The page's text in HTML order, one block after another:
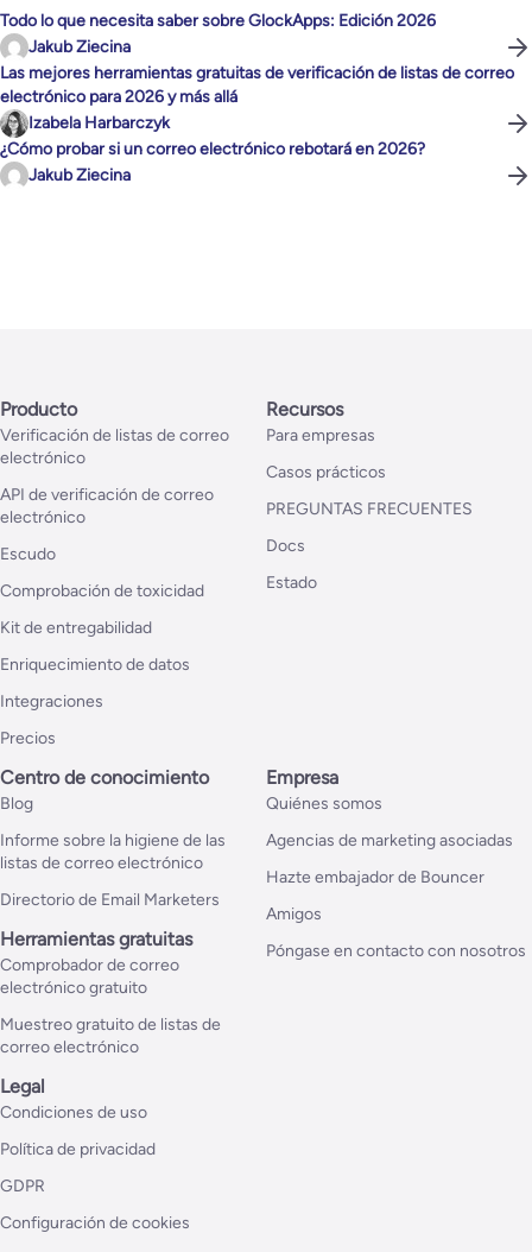
Todo lo que necesita saber sobre GlockApps: Edición 2026
Jakub Ziecina
Las mejores herramientas gratuitas de verificación de listas de correo
electrónico para 2026 y más allá
Izabela Harbarczyk
¿Cómo probar si un correo electrónico rebotará en 2026?
Jakub Ziecina
Producto
Verificación de listas de correo
electrónico
API de verificación de correo
electrónico
Escudo
Comprobación de toxicidad
Kit de entregabilidad
Enriquecimiento de datos
Integraciones
Precios
Recursos
Para empresas
Casos prácticos
PREGUNTAS FRECUENTES
Docs
Estado
Centro de conocimiento
Blog
Informe sobre la higiene de las
listas de correo electrónico
Directorio de Email Marketers
Herramientas gratuitas
Comprobador de correo
electrónico gratuito
Muestreo gratuito de listas de
correo electrónico
Empresa
Quiénes somos
Agencias de marketing asociadas
Hazte embajador de Bouncer
Amigos
Póngase en contacto con nosotros
Legal
Condiciones de uso
Política de privacidad
GDPR
Configuración de cookies